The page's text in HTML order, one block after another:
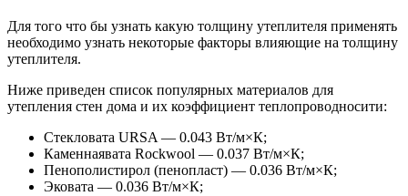
Для того что бы узнать какую толщину утеплителя применять
необходимо узнать некоторые факторы влияющие на толщину
утеплителя.
Ниже приведен список популярных материалов для
утепления стен дома и их коэффициент теплопроводносити:
Стекловата URSA — 0.043 Вт/м×К;
Каменнаявата Rockwool — 0.037 Вт/м×К;
Пенополистирол (пенопласт) — 0.036 Вт/м×К;
Эковата — 0.036 Вт/м×К;